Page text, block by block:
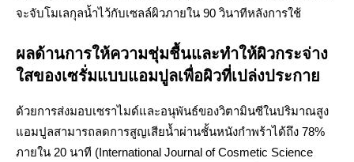
จะจับโมเลกุลน้ำไว้กับเซลล์ผิวภายใน 90 วินาทีหลังการใช้
ผลด้านการให้ความชุ่มชื้นและทำให้ผิวกระจ่าง
ใสของเซรั่มแบบแอมปูลเพื่อผิวที่เปล่งประกาย
ด้วยการส่งมอบเซราไมด์และอนุพันธ์ของวิตามินซีในปริมาณสูง
แอมปูลสามารถลดการสูญเสียน้ำผ่านชั้นหนังกำพร้าได้ถึง 78%
ภายใน 20 นาที (International Journal of Cosmetic Science